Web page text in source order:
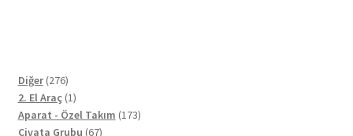
Diğer 276276
ürün
2. El Araç 11
ürün
Aparat - Özel Takım 173173
Civata Grubu 6767